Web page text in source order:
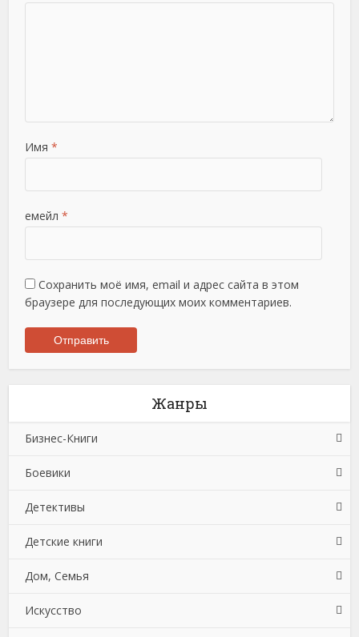
Имя *
емейл *
Сохранить моё имя, email и адрес сайта в этом
браузере для последующих моих комментариев.
Жанры
Бизнес-Книги
Банковское дело
Бухучет, налогообложение, аудит
Делопроизводство
Зарубежная деловая литература
Корпоративная культура
Боевики
Боевики: Прочее
Криминальные боевики
Триллеры
Детективы
Зарубежные детективы
Иронические детективы
Исторические детективы
Детские книги
Детская проза
Детская фантастика
Дом, Семья
Автомобили и ПДД
Искусство